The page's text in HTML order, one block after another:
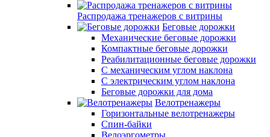
Распродажа тренажеров с витрины
Беговые дорожки
Механические беговые дорожки
Компактные беговые дорожки
Реабилитационные беговые дорожки
С механическим углом наклона
С электрическим углом наклона
Беговые дорожки для дома
Велотренажеры
Горизонтальные велотренажеры
Спин-байки
Велоэргометры